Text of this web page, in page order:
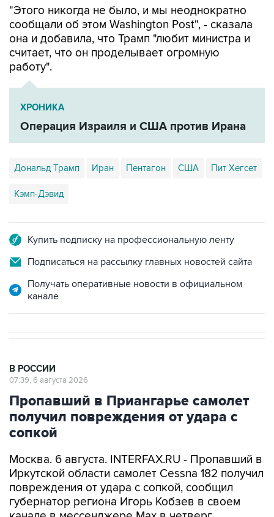
"Этого никогда не было, и мы неоднократно
сообщали об этом Washington Post", - сказала
она и добавила, что Трамп "любит министра и
считает, что он проделывает огромную
работу".
ХРОНИКА
Операция Израиля и США против Ирана
Дональд Трамп Иран Пентагон США Пит Хегсет
Кэмп-Дэвид
Купить подписку на профессиональную ленту
Подписаться на рассылку главных новостей сайта
Получать оперативные новости в официальном
канале
В РОССИИ
07:39, 6 августа 2026
Пропавший в Приангарье самолет
получил повреждения от удара с
сопкой
Москва. 6 августа. INTERFAX.RU - Пропавший в
Иркутской области самолет Cessna 182 получил
повреждения от удара с сопкой, сообщил
губернатор региона Игорь Кобзев в своем